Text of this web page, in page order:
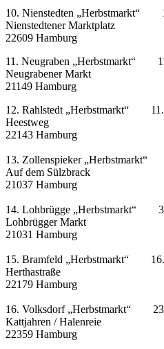
10. Nienstedten „Herbstmarkt“
Nienstedtener Marktplatz
22609 Hamburg
11. Neugraben „Herbstmarkt“
Neugrabener Markt
21149 Hamburg
12. Rahlstedt „Herbstmarkt“
Heestweg
22143 Hamburg
13. Zollenspieker „Herbstmarkt“
Auf dem Sülzbrack
21037 Hamburg
14. Lohbrügge „Herbstmarkt“
Lohbrügger Markt
21031 Hamburg
15. Bramfeld „Herbstmarkt“
Herthastraße
22179 Hamburg
16. Volksdorf „Herbstmarkt“
Kattjahren / Halenreie
22359 Hamburg